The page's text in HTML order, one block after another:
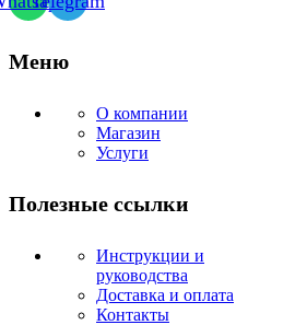
Меню
О компании
Магазин
Услуги
Полезные ссылки
Инструкции и
руководства
Доставка и оплата
Контакты